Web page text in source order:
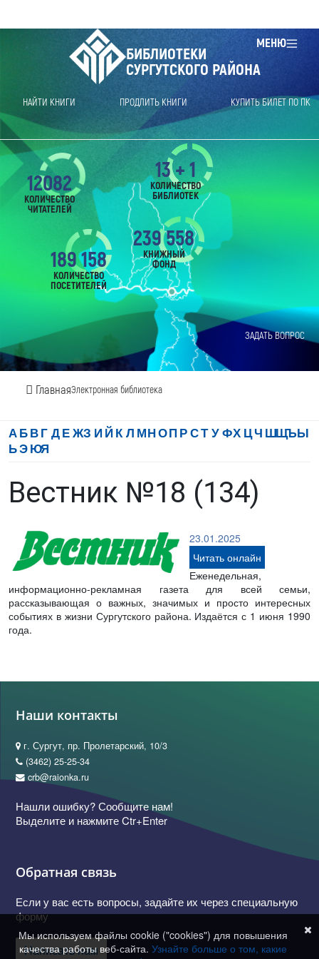
МЕНЮ
БИБЛИОТЕКИ
СУРГУТСКОГО РАЙОНА
НАЙТИ КНИГИ ПРОДЛИТЬ КНИГИ КУПИТЬ БИЛЕТ ПО ПК
ЗАДАТЬ ВОПРОС
ГлавнаяЭлектронная библиотека
12082
КОЛИЧЕСТВО
ЧИТАТЕЛЕЙ
189 158
КОЛИЧЕСТВО
ПОСЕТИТЕЛЕЙ
239 558
КНИЖНЫЙ
ФОНД
13 + 1
КОЛИЧЕСТВО
БИБЛИОТЕК
АБВГ ДЕЖЗ И Й К Л МНОП РСТ УФХ ЦЧ ШЩЪЫ
ЬЭЮЯ
Вестник №18 (134)
23.01.2025
Читать онлайн
Еженедельная,
информационно-рекламная газета для всей семьи,
рассказывающая о важных, значимых и просто интересных
событиях в жизни Сургутского района. Издаётся с 1 июня 1990
года.
Наши контакты
г. Сургут, пр. Пролетарский, 10/3
(3462) 25-25-34
crb@raionka.ru
Нашли ошибку? Сообщите нам!
Выделите и нажмите Ctr+Enter
Обратная связь
Если у вас есть вопросы, задайте их через специальную
форму
Написать нам
Мы используем файлы cookie ("cookies") для повышения
качества работы веб-сайта. Узнайте больше о том, какие